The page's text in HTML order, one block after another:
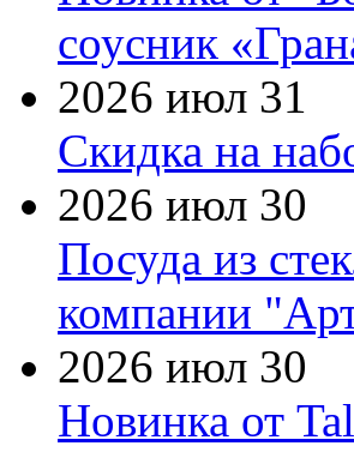
соусник
2026 июл 31
Скидка на
2026 июл 30
Посуда из
компании
2026 июл 30
Новинка от